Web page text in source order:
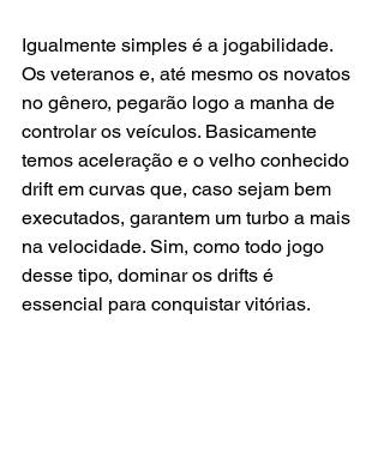
Igualmente simples é a jogabilidade.
Os veteranos e, até mesmo os novatos
no gênero, pegarão logo a manha de
controlar os veículos. Basicamente
temos aceleração e o velho conhecido
drift em curvas que, caso sejam bem
executados, garantem um turbo a mais
na velocidade. Sim, como todo jogo
desse tipo, dominar os drifts é
essencial para conquistar vitórias.